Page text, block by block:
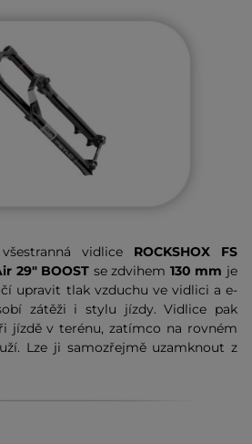
vidlice ROCKSHOX FS
29" BOOST se zdvihem 130 mm je
upravit tlak vzduchu ve vidlici a e-
zátěži i stylu jízdy. Vidlice pak
jízdě v terénu, zatímco na rovném
Lze ji samozřejmě uzamknout z